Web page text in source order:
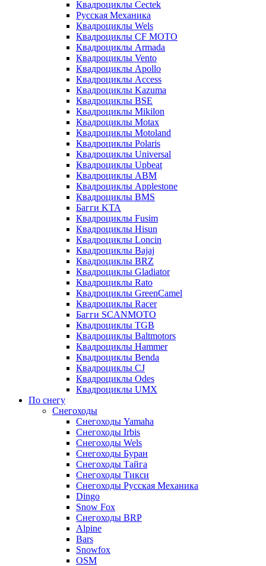
Квадроциклы Cectek
Русская Механика
Квадроциклы Wels
Квадроциклы CF MOTO
Квадроциклы Armada
Квадроциклы Vento
Квадроциклы Apollo
Квадроциклы Access
Квадроциклы Kazuma
Квадроциклы BSE
Квадроциклы Mikilon
Квадроциклы Motax
Квадроциклы Motoland
Квадроциклы Polaris
Квадроциклы Universal
Квадроциклы Upbeat
Квадроциклы ABM
Квадроциклы Applestone
Квадроциклы BMS
Багги KTA
Квадроциклы Fusim
Квадроциклы Hisun
Квадроциклы Loncin
Квадроциклы Bajaj
Квадроциклы BRZ
Квадроциклы Gladiator
Квадроциклы Rato
Квадроциклы GreenCamel
Квадроциклы Racer
Багги SCANMOTO
Квадроциклы TGB
Квадроциклы Baltmotors
Квадроциклы Hammer
Квадроциклы Benda
Квадроциклы CJ
Квадроциклы Odes
Квадроциклы UMX
По снегу
Снегоходы
Снегоходы Yamaha
Снегоходы Irbis
Снегоходы Wels
Снегоходы Буран
Снегоходы Тайга
Снегоходы Тикси
Снегоходы Русская Механика
Dingo
Snow Fox
Снегоходы BRP
Alpine
Bars
Snowfox
OSM